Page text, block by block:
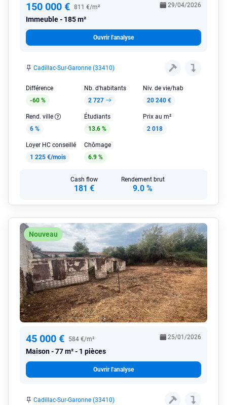
150 000 € 811 €/m²
Immeuble 185 m²
29/04/2026
Ouvrir l'analyse
Cadillac-Sur-Garonne (33410)
Différence
-60 %
Nb. d'habitants
2 727
Niv. de vie/hab
20 240 €
Rend. ville
6 %
Étudiants
13.6 %
Prix au m²
2 018
Loyer HC conseillé
1 225 €/mois
Chômage
6.9 %
Cash flow
181 €
Rendement brut
9.0 %
Nouveau
45 000 € 584 €/m²
Maison 77 m² - 1 pièces
25/01/2026
Ouvrir l'analyse
Cadillac-Sur-Garonne (33410)